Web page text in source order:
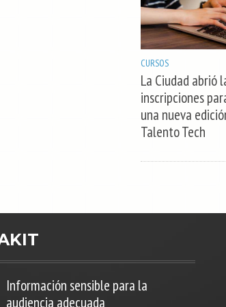
CURSOS
La Ciudad abrió
inscripciones
una nueva
Talento Tech
Información sensible para la
audiencia adecuada